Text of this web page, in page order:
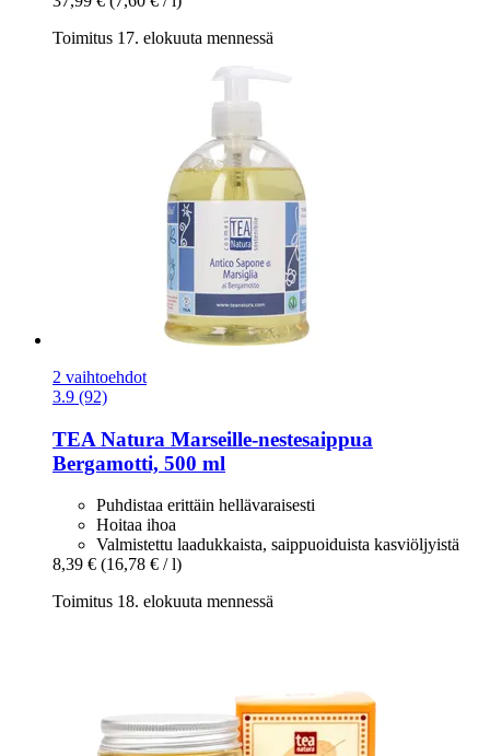
Toimitus 17. elokuuta mennessä
2 vaihtoehdot
3.9 (92)
TEA Natura Marseille-​nestesaippua
Bergamotti, 500 ml
Puhdistaa erittäin hellävaraisesti
Hoitaa ihoa
Valmistettu laadukkaista, saippuoiduista kasviöljyistä
8,39 € (16,78 € / l)
Toimitus 18. elokuuta mennessä